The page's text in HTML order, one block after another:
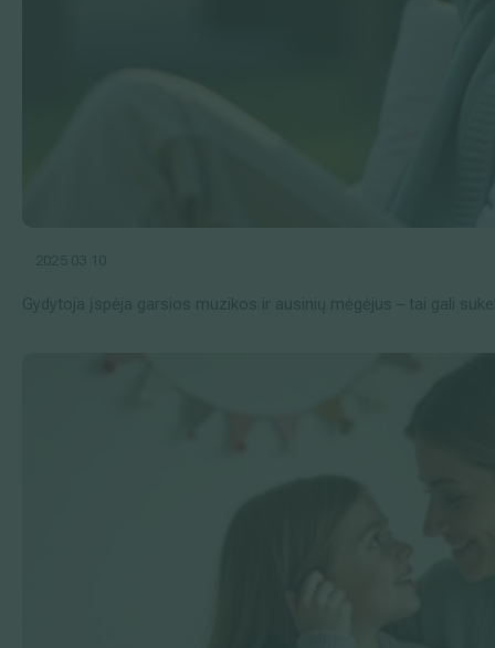
2025 03 10
Gydytoja įspėja garsios muzikos ir ausinių mėgėjus – tai gali